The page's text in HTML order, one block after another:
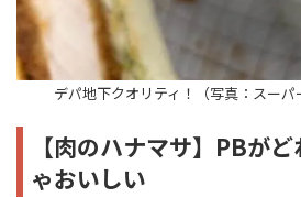
デパ地下クオリティ！（写真：スーパ
【肉のハナマサ】PBが
ゃおいしい